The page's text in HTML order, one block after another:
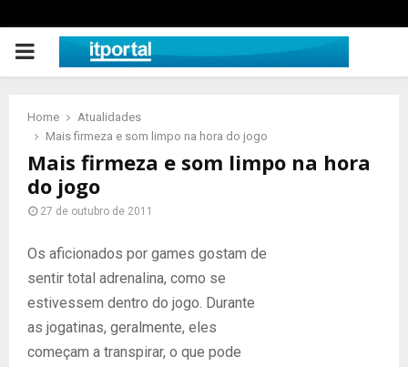
PRIMARY
Home
Atualidades
Mais firmeza e som limpo na hora do jogo
Mais firmeza e som limpo na hora
do jogo
27 de outubro de 2011
Os aficionados por games gostam de
sentir total adrenalina, como se
estivessem dentro do jogo. Durante
as jogatinas, geralmente, eles
começam a transpirar, o que pode